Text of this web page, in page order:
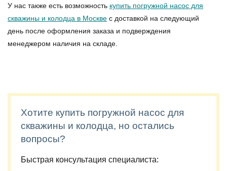
У нас также есть возможность купить погружной насос для
скважины и колодца в Москве с доставкой на следующий
день после оформления заказа и подверждения
менеджером наличия на складе.
Хотите купить погружной насос для
скважины и колодца, но остались
вопросы?
Быстрая консультация специалиста: